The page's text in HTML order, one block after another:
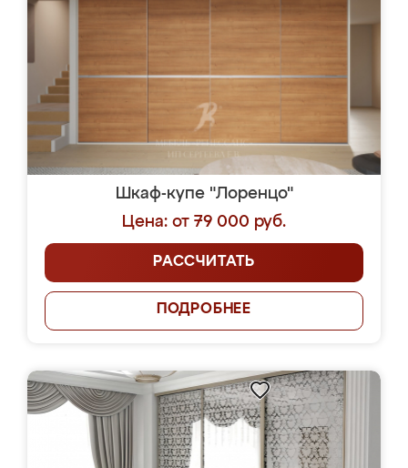
Шкаф-купе "Лоренцо"
Цена: от 79 000 руб.
РАССЧИТАТЬ
ПОДРОБНЕЕ